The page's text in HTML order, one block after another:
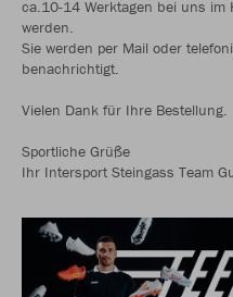
ca.10-14 Werktagen bei uns im
werden.
Sie werden per Mail oder
benachrichtigt.
Vielen Dank für Ihre Bestellung.
Sportliche Grüße
Ihr Intersport Steingass Team